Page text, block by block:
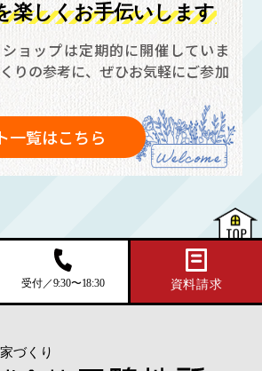
楽しくお手伝いします
ョップは定期的に開催していま
りの参考に、ぜひお気軽にご参加
一覧はこちら
受付／9:30〜18:30 資料請求